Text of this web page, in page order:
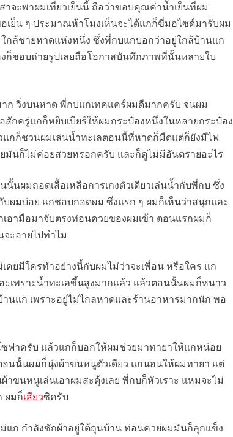
จะพาผมเที่ยวเย็นนี้ ถือว่าขอบคุณค่าน้ำเย็นที่ผม
ย็น ๆ ประมาณห้าโมงเห็นจะได้แกก็ขี่มอไซด์มารับผม
กล้ชายหาดแห่งหนึ่ง ซึ่งพี่กบแกบอกว่าอยู่ใกล้บ้านแก
ก็ชอบถ่ายรูปเลยถือโอกาสบันทึกภาพที่นั้นหลายใบ
ก วิ่งบนหาด พี่กบแกเทคแคร์ผมดีมากครับ จนผม
สักครู่แกก็หยิบเบียร์ให้ผมกระป๋องหนึ่งในหลายกระป๋อง
แกก็ชวนผมเล่นน้ำทะเลตอนนี้ที่หาดก็มืดแต่ก็ยังมีไฟ
นก็ไม่ค่อยสวยหรอกครับ และก็ดูไม่มีอันตรายอะไร
นผมถอดเสื้อเหลือการเกงตัวเดียวเล่นน้ำกับพี่กบ ซึ่ง
ผมบ่อย แกชอบกอดผม ซึ่งแรก ๆ ผมก็เห็นว่าสนุกและ
ามือมาจับตรงท่อนควยของผมเข้า ตอนแรกผมก็
ะอายไปทำไม
คยมีใครทำอย่างนี้กับผมไม่ว่าจะเพื่อน หรือใคร แก
ะเพราะน้ำทะเลขึ้นสูงมากแล้ว แล้วตอนนั้นผมก็หนาว
นแก เพราะอยู่ไม่ไกลหาดและร้านอาหารมากนัก พอ
ฟาครับ แล้วแกก็บอกให้ผมช่วยมาทายาให้แกหน่อย
นนั้นผมก็นุ่งผ้าขนหนูตัวเดียว แกนอนให้ผมทายา แต่
ขนหนูเล่นเอาผมสะดุ้งเลย พี่กบก็หัวเราะ แหมจะไม่
ผมก็เสียวซิครับ
ม่แก กำลังซักผ้าอยู่ใต้ถุนบ้าน ท่อนควยผมมันก็ลุกแข็ง